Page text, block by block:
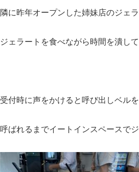
隣に昨年オープンした姉妹店のジェ
ジェラートを食べながら時間を潰して
受付時に声をかけると呼び出しベル
呼ばれるまでイートインスペースで